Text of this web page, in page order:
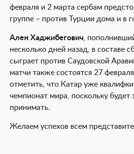
февраля и 2 марта сербам
группе – против Турции дома и в
Ален Хаджибегович ,
несколько дней назад, в составе
сыграет против Саудовской
матчи также состоятся 27
отметить, что Катар уже
чемпионат мира, поскольку будет
принимать.
Желаем успехов всем